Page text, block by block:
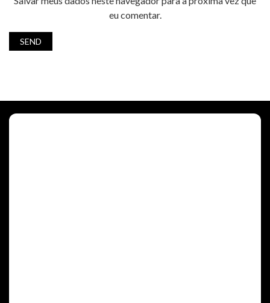
eu comentar.